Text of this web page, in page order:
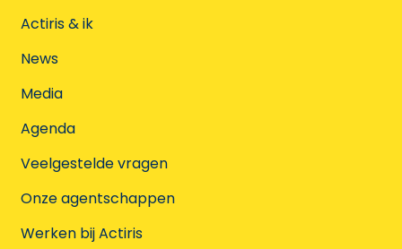
Actiris & ik
News
Media
Agenda
Veelgestelde vragen
Onze agentschappen
Werken bij Actiris